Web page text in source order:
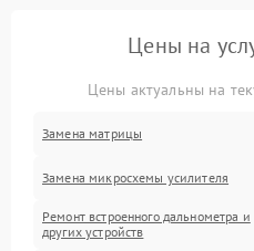
Цены на
Цены актуальны на
Замена матрицы
Замена микросхемы усилителя
Ремонт встроенного дальнометра и
других устройств